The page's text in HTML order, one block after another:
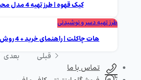
کیک قهوه | طرز تهیه 4 مدل محبوب جهانی
طرز تهیه دسر و نوشیدنی
هات چاکلت | راهنمای خرید + 4 روش طرز تهیه با ویدیو
قبلی
بعدی
تماس با ما